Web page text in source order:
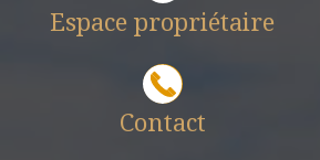
Espace propriétaire
Contact